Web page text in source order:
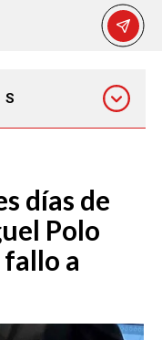
días de
Polo
a